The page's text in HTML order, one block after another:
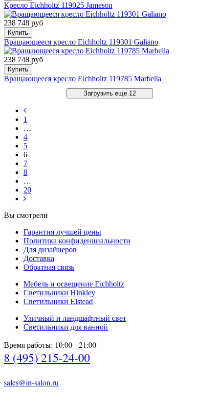
Кресло Eichholtz 119025 Jameson
238 748 руб
Купить
Вращающееся кресло Eichholtz 119301 Galiano
238 748 руб
Купить
Вращающееся кресло Eichholtz 119785 Marbella
Загрузить еще 12
1
…
4
5
6
7
8
…
20
Вы смотрели
Гарантия лучшей цены
Политика конфиденциальности
Для дизайнеров
Доставка
Обратная связь
Мебель и освещение Eichholtz
Светильники Hinkley
Светильники Elstead
Уличный и ландшафтный свет
Светильники для ванной
Время работы: 10:00 - 21:00
8 (495) 215-24-00
sales@in-salon.ru